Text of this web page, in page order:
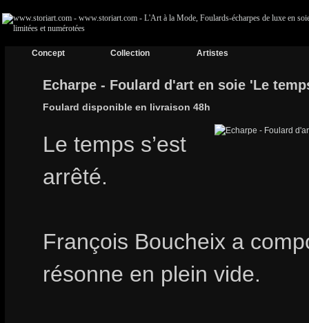
Concept Collection Artistes
Echarpe - Foulard d'art en soie 'Le
Foulard disponible en livraison 48h
Le temps s’est
arrêté.
François Boucheix a
résonne en plein vide.